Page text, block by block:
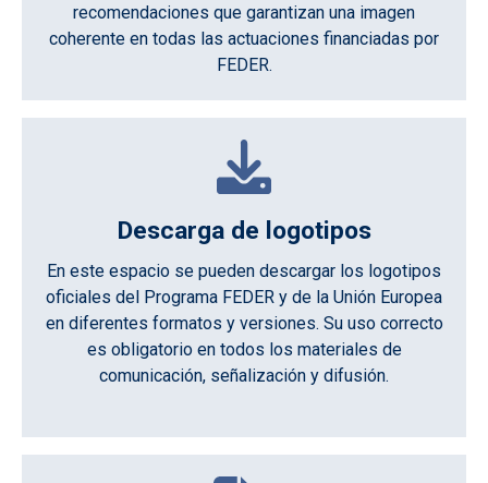
recomendaciones que garantizan una imagen
coherente en todas las actuaciones financiadas por
FEDER.
Descarga de logotipos
En este espacio se pueden descargar los logotipos
oficiales del Programa FEDER y de la Unión Europea
en diferentes formatos y versiones. Su uso correcto
es obligatorio en todos los materiales de
comunicación, señalización y difusión.